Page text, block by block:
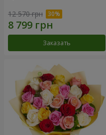
12 570 грн
Заказать